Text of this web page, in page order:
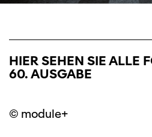
HIER SEHEN SIE ALLE
60. AUSGABE
© module+